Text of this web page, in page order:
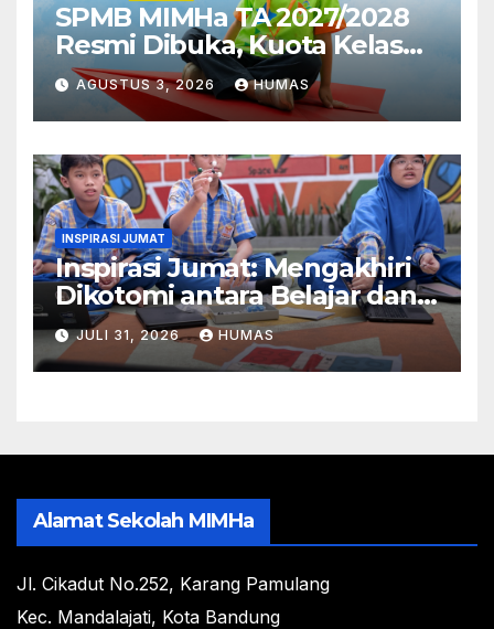
SPMB MIMHa TA 2027/2028
Resmi Dibuka, Kuota Kelas
Pertama MI Telah Terpenuhi
AGUSTUS 3, 2026 HUMAS
INSPIRASI JUMAT
Inspirasi Jumat: Mengakhiri
Dikotomi antara Belajar dan
Bermain
JULI 31, 2026 HUMAS
Alamat Sekolah MIMHa
Jl. Cikadut No.252, Karang Pamulang
Kec. Mandalajati, Kota Bandung